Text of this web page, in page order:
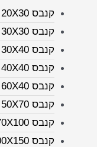
קנבס 20X30 ס"מ
קנבס 30X30 ס"מ
קנבס 30X40 ס"מ
קנבס 40X40 ס"מ
קנבס 60X40 ס"מ
קנבס 50X70 ס"מ
קנבס 70X100 ס"מ
קנבס 100X150ס"מ